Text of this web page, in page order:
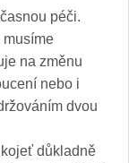
péči.
musíme
na změnu
nebo i
dvou
důkladně